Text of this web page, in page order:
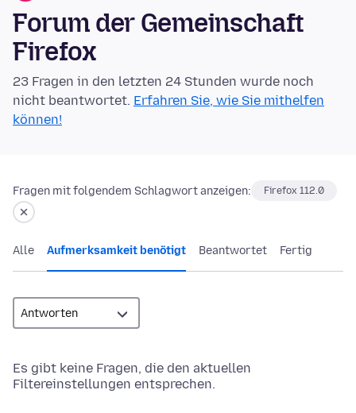
Forum der Gemeinschaft
Firefox
23 Fragen in den letzten 24 Stunden wurde noch
nicht beantwortet. Erfahren Sie, wie Sie mithelfen
können!
Fragen mit folgendem Schlagwort anzeigen: Firefox 112.0
Alle Aufmerksamkeit benötigt Beantwortet Fertig
Es gibt keine Fragen, die den aktuellen
Filtereinstellungen entsprechen.